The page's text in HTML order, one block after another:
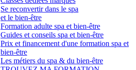
Se reconvertir dans le spa
et le bien-être
Formation adulte spa et bien-être
Guides et conseils spa et bien-être
Prix et financement d'une formation spa et
bien-être
Les métiers du spa & du bien-être